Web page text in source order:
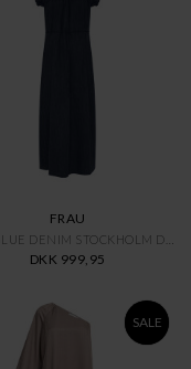
FRAU
DKK 999,95
SALE